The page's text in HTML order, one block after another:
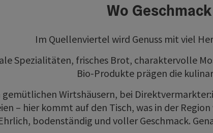
Wo
Im Quellenviertel wird Genuss mit viel
Spezialitäten, frisches Brot, charaktervolle
Bio-Produkte prägen die
gemütlichen Wirtshäusern, bei
– hier kommt auf den Tisch, was in der
bodenständig und voller Geschmack.